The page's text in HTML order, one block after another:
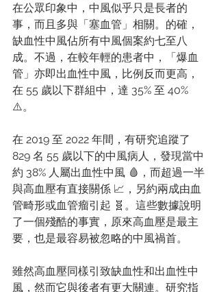
在公眾印象中，中風似乎只是長者的
事，而且多與「塞血管」相關。的確，
缺血性中風佔所有中風個案約七至八
成。不過，在較年輕的患者中，「爆血
管」亦即出血性中風，比例反而更高，
在 55 歲以下群組中，達 35% 至 40%
⚠️。
在 2019 至 2022 年間，有研究追蹤了
829 名 55 歲以下的中風病人，發現當中
約 38% 人屬出血性中風 🩸，而超過一半
與高血壓有直接關係 📈，另約兩成由血
管畸形或血管瘤引起 🧬。這些數據說明
了一個殘酷的事實，原來高血壓是最主
要，也是最容易被忽略的中風禍首。
雖然高血壓同樣引致缺血性和出血性中
風，然而它與後者有更大關連。研究指